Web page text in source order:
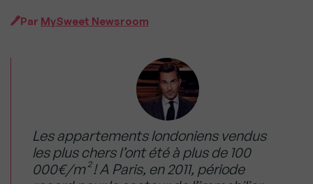
Par MySweet Newsroom
Les appartements londoniens vendus
les plus chers l’ont été à plus de 100
000€/m² ! A Paris, en 2011, période